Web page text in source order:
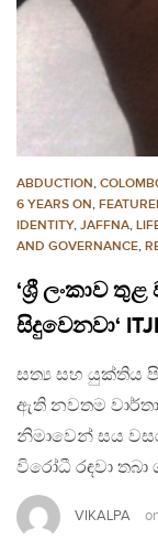
ABDUCTION,
6 YEARS ON,
IDENTITY, JAFFNA,
AND GOVERNANCE,
‘ශ්‍රී ලංකාව
සිදුවෙනවා‘
සත්‍ය සහ යුක්තිය
ඇති නවතම
නිමාවෙන් සය
විරෝධී රඳවා
VIKALPA on